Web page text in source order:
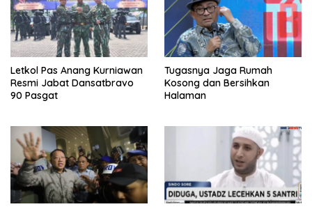
Letkol Pas Anang Kurniawan
Resmi Jabat Dansatbravo
90 Pasgat
Tugasnya Jaga Rumah
Kosong dan Bersihkan
Halaman